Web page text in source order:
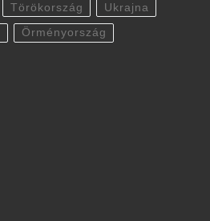
Törökország Ukrajna
Örményország